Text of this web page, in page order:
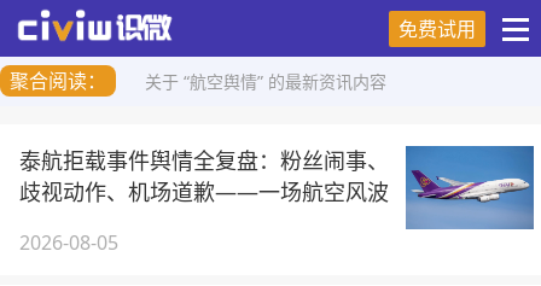
免费试用
聚合阅读：
关于 “航空舆情” 的最新资讯内容
泰航拒载事件舆情全复盘：粉丝闹事、
歧视动作、机场道歉——一场航空风波
2026-08-05